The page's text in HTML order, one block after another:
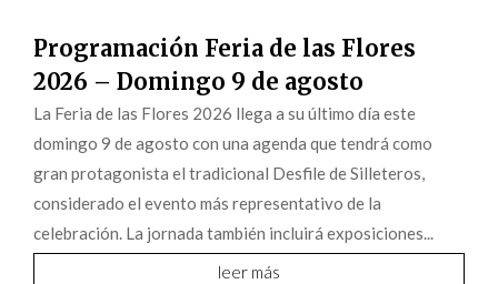
Programación Feria de las Flores
2026 – Domingo 9 de agosto
La Feria de las Flores 2026 llega a su último día este
domingo 9 de agosto con una agenda que tendrá como
gran protagonista el tradicional Desfile de Silleteros,
considerado el evento más representativo de la
celebración. La jornada también incluirá exposiciones...
leer más